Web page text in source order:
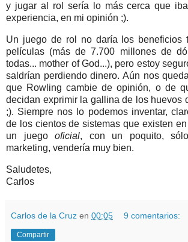
y jugar al rol sería lo más cerca que
experiencia, en mi opinión ;).
Un juego de rol no daría los beneficios
películas (más de 7.700 millones de
todas... mother of God...), pero estoy
saldrían perdiendo dinero. Aún nos
que Rowling cambie de opinión, o de
decidan exprimir la gallina de los huevos
;). Siempre nos lo podemos inventar,
de los cientos de sistemas que existen
un juegooficial, con un poquito,
marketing, vendería muy bien.
Saludetes,
Carlos
Carlos de la Cruz en 00:05 9 comentarios:
Compartir